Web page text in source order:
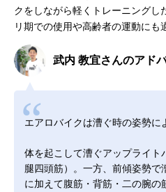
クをしながら軽くトレーニングし
リ期での使用や高齢者の運動にも
武内 教宜さんのアド
エアロバイクは漕ぐ時の姿勢に
体を起こして漕ぐアップライト
腿四頭筋）。一方、前傾姿勢
に加えて腹筋・背筋・二の腕の